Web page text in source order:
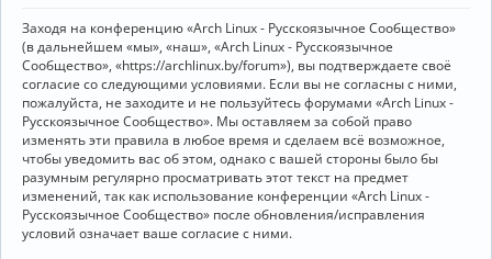
к
и
и
е
н
та
ц
и
я
Заходя на конференцию «Arch Linux - Русскоязычное Сообщество»
(в дальнейшем «мы», «наш», «Arch Linux - Русскоязычное
Сообщество», «https://archlinux.by/forum»), вы подтверждаете своё
согласие со следующими условиями. Если вы не согласны с ними,
пожалуйста, не заходите и не пользуйтесь форумами «Arch Linux -
Русскоязычное Сообщество». Мы оставляем за собой право
изменять эти правила в любое время и сделаем всё возможное,
чтобы уведомить вас об этом, однако с вашей стороны было бы
разумным регулярно просматривать этот текст на предмет
изменений, так как использование конференции «Arch Linux -
Русскоязычное Сообщество» после обновления/исправления
условий означает ваше согласие с ними.